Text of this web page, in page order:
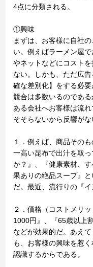
4点に分類される。
①興味
まずは、お客様に自社
い。例えばラーメン屋
やネットなどにコスト
ない。しかも、ただ広
確な差別化】をする必要
競合は多数いるのであ
ある会社へお客様は流
そそらないから反響がな
１．例えば、商品その
一高い昆布で出汁を取
か？』、『健康素材、
果ありの絶品スープ』
だ。最近、流行りの『
２．価格（コストメリ
1000円』、『65歳以上
などが効果的だ。あえ
も、お客様の興味を惹
認識するからである。